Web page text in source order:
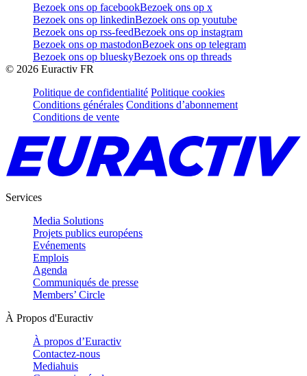
Bezoek ons op facebookBezoek ons op x
Bezoek ons op linkedinBezoek ons op youtube
Bezoek ons op rss-feedBezoek ons op instagram
Bezoek ons op mastodonBezoek ons op telegram
Bezoek ons op blueskyBezoek ons op threads
© 2026 Euractiv FR
Politique de confidentialité Politique cookies
Conditions générales Conditions d’abonnement
Conditions de vente
Services
Media Solutions
Projets publics européens
Evénements
Emplois
Agenda
Communiqués de presse
Members’ Circle
À Propos d'Euractiv
À propos d’Euractiv
Contactez-nous
Mediahuis